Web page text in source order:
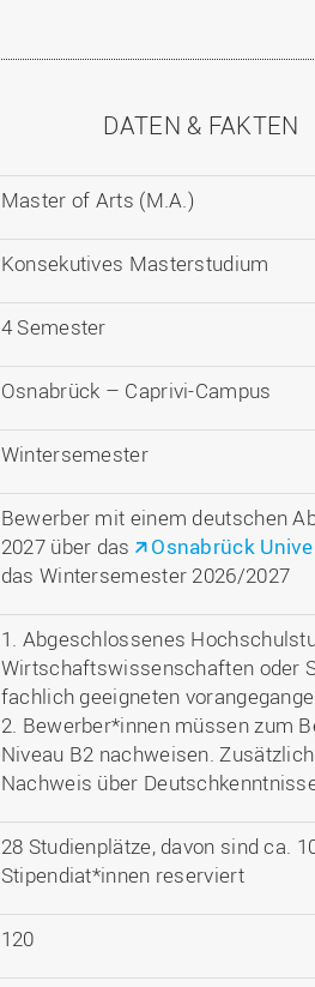
DATEN & FAKTEN
Master of Arts (M.A.)
Konsekutives Masterstudium
4 Semester
Osnabrück – Caprivi-Campus
Wintersemester
Bewerber mit einem deutschen
2027 über das
Osnabrück
das Wintersemester 2026/2027
1. Abgeschlossenes
Wirtschaftswissenschaften oder
fachlich geeigneten
2. Bewerber*innen müssen zum
Niveau B2 nachweisen.
Nachweis über
28 Studienplätze, davon sind ca.
Stipendiat*innen reserviert
120